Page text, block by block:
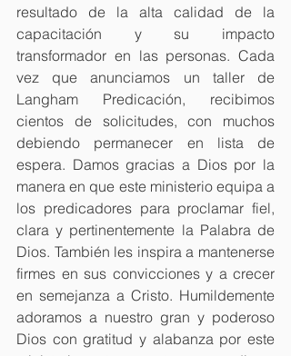
resultado de la alta calidad de la
capacitación y su impacto
transformador en las personas. Cada
vez que anunciamos un taller de
Langham Predicación, recibimos
cientos de solicitudes, con muchos
debiendo permanecer en lista de
espera. Damos gracias a Dios por la
manera en que este ministerio equipa a
los predicadores para proclamar fiel,
clara y pertinentemente la Palabra de
Dios. También les inspira a mantenerse
firmes en sus convicciones y a crecer
en semejanza a Cristo. Humildemente
adoramos a nuestro gran y poderoso
Dios con gratitud y alabanza por este